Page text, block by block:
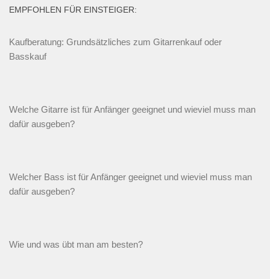
EMPFOHLEN FÜR EINSTEIGER:
Kaufberatung: Grundsätzliches zum Gitarrenkauf oder
Basskauf
Welche Gitarre ist für Anfänger geeignet und wieviel muss man
dafür ausgeben?
Welcher Bass ist für Anfänger geeignet und wieviel muss man
dafür ausgeben?
Wie und was übt man am besten?